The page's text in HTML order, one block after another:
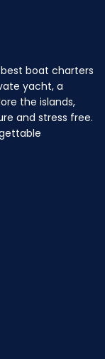
boat charters
yacht, a
the islands,
and stress free.